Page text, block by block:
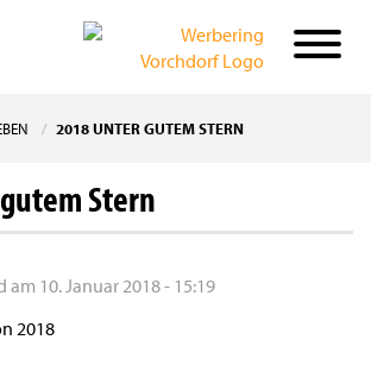
2018 UNTER GUTEM STERN
Stern
am 10. Januar 2018 - 15:19